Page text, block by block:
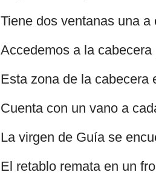
Tiene dos ventanas una a
Accedemos a la
Esta zona de la cabecera
Cuenta con un vano a
La virgen de Guía se
El retablo remata en un